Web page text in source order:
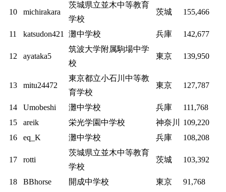
10 michirakara
茨城県立並木中等教育
学校
茨城 155,466
11 katsudon421 灘中学校 兵庫 142,677
12 ayataka5
筑波大学附属駒場中学
校
東京 139,950
13 mitu24472
東京都立小石川中等教
育学校
東京 127,787
14 Umobeshi 灘中学校 兵庫
111,768
15
areik 栄光学園中学校 神奈川
109,220
16
eq_K 灘中学校 兵庫 108,208
17 rotti
茨城県立並木中等教育
学校
茨城 103,392
18 BBhorse 開成中学校 東京
91,768